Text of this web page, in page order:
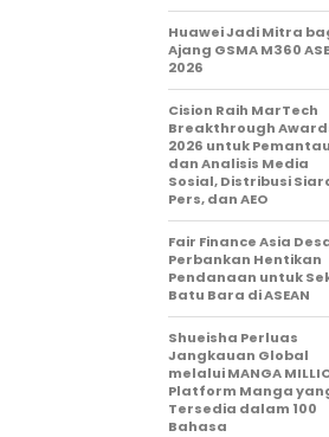
Huawei Jadi Mitra
Ajang GSMA M360
2026
Cision Raih MarTech
Breakthrough
2026 untuk
dan Analisis Media
Sosial, Distribusi
Pers, dan AEO
Fair Finance Asia
Perbankan Hentikan
Pendanaan untuk
Batu Bara di ASEAN
Shueisha Perluas
Jangkauan Global
melalui MANGA
Platform Manga
Tersedia dalam 100
Bahasa